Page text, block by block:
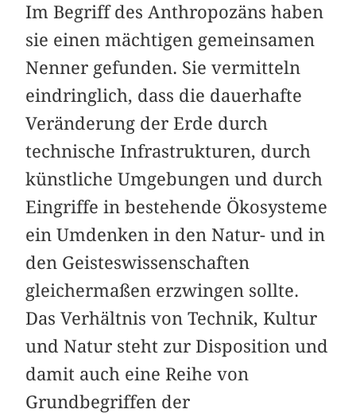
Im Begriff des Anthropozäns haben
sie einen mächtigen gemeinsamen
Nenner gefunden. Sie vermitteln
eindringlich, dass die dauerhafte
Veränderung der Erde durch
technische Infrastrukturen, durch
künstliche Umgebungen und durch
Eingriffe in bestehende Ökosysteme
ein Umdenken in den Natur- und in
den Geisteswissenschaften
gleichermaßen erzwingen sollte.
Das Verhältnis von Technik, Kultur
und Natur steht zur Disposition und
damit auch eine Reihe von
Grundbegriffen der